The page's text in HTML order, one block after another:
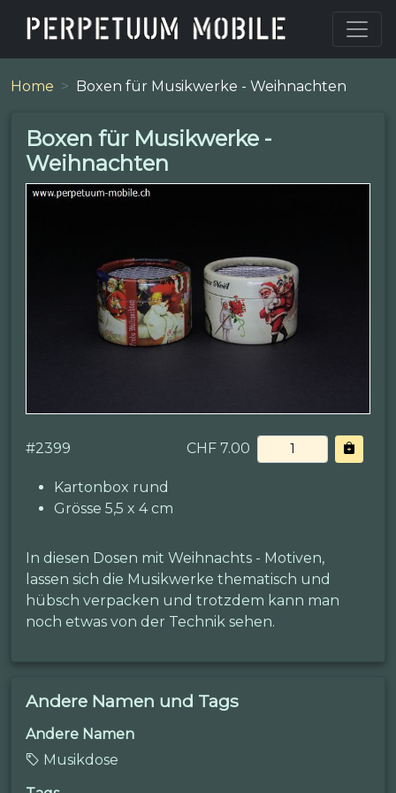
Home Boxen für Musikwerke - Weihnachten
Boxen für Musikwerke -
Weihnachten
#2399 CHF 7.00
Kartonbox rund
Grösse 5,5 x 4 cm
In diesen Dosen mit Weihnachts - Motiven,
lassen sich die Musikwerke thematisch und
hübsch verpacken und trotzdem kann man
noch etwas von der Technik sehen.
Andere Namen und Tags
Andere Namen
Musikdose